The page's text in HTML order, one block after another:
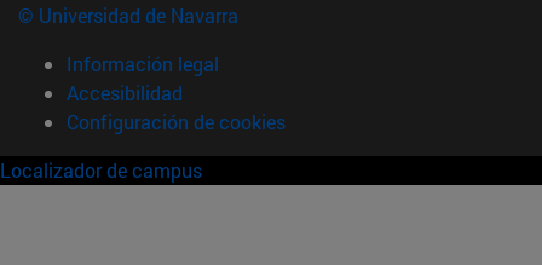
© Universidad de Navarra
Información legal
Accesibilidad
Configuración de cookies
Localizador de campus